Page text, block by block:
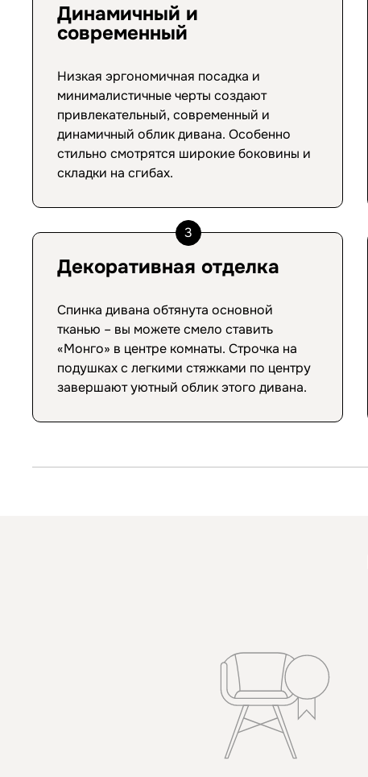
Динамичный и
современный
Низкая эргономичная посадка и
минималистичные черты создают
привлекательный, современный и
динамичный облик дивана. Особенно
стильно смотрятся широкие боковины и
складки на сгибах.
3
Декоративная отделка
Спинка дивана обтянута основной
тканью – вы можете смело ставить
«Монго» в центре комнаты. Строчка на
подушках с легкими стяжками по центру
завершают уютный облик этого дивана.